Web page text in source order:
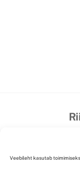
Veebileht kasutab
Maksevõimalused